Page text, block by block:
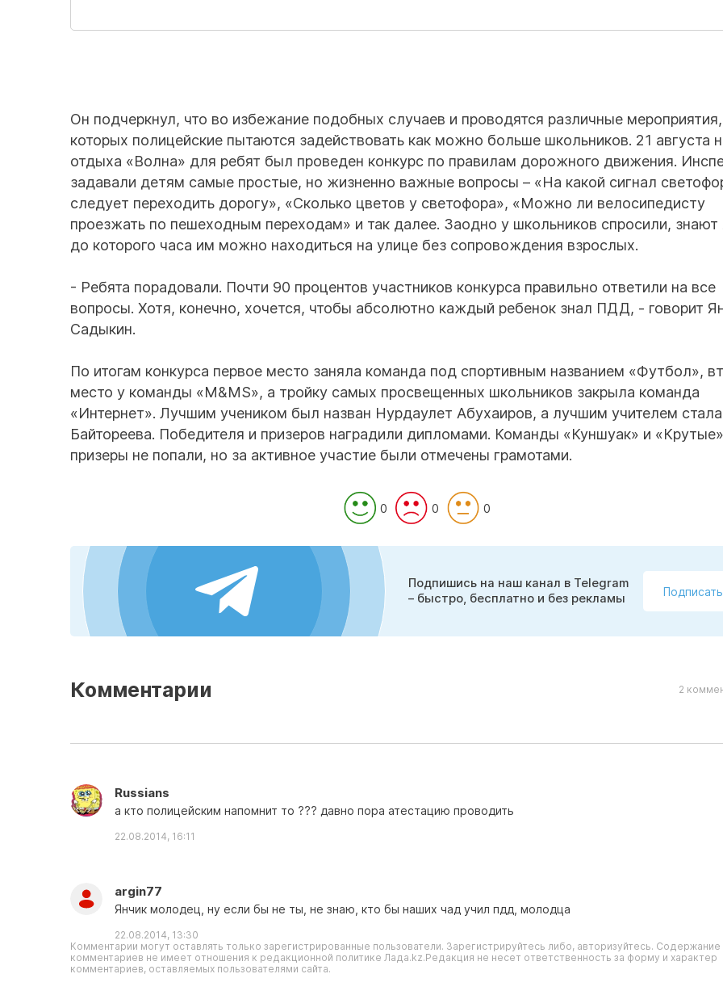
Он подчеркнул, что во избежание подобных случаев и проводятся различные
которых полицейские пытаются задействовать как можно больше школьников. 21 августа
отдыха «Волна» для ребят был проведен конкурс по правилам дорожного движения.
задавали детям самые простые, но жизненно важные вопросы – «На какой сигнал
следует переходить дорогу», «Сколько цветов у светофора», «Можно ли велосипедисту
проезжать по пешеходным переходам» и так далее. Заодно у школьников спросили, знают
до которого часа им можно находиться на улице без сопровождения взрослых.
- Ребята порадовали. Почти 90 процентов участников конкурса правильно ответили на все
вопросы. Хотя, конечно, хочется, чтобы абсолютно каждый ребенок знал ПДД, - говорит
Садыкин.
По итогам конкурса первое место заняла команда под спортивным названием «Футбол»,
место у команды «М&MS», а тройку самых просвещенных школьников закрыла команда
«Интернет». Лучшим учеником был назван Нурдаулет Абухаиров, а лучшим учителем
Байтореева. Победителя и призеров наградили дипломами. Команды «Куншуак» и
призеры не попали, но за активное участие были отмечены грамотами.
0 0 0
Подпишись на наш канал в Telegram
– быстро, бесплатно и без рекламы
Комментарии 2
Russians
а кто полицейским напомнит то ??? давно пора атестацию проводить
22.08.2014, 16:11
argin77
Янчик молодец, ну если бы не ты, не знаю, кто бы наших чад учил пдд, молодца
22.08.2014, 13:30
Комментарии могут оставлять только зарегистрированные пользователи. Зарегистрируйтесь либо, авторизуйтесь. Содержание
комментариев не имеет отношения к редакционной политике Лада.kz.Редакция не несет ответственность за форму и характер
комментариев, оставляемых пользователями сайта.